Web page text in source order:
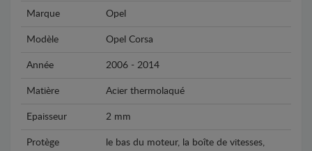
Marque Opel
Modèle Opel Corsa
Année 2006 - 2014
Matière Acier thermolaqué
Epaisseur 2 mm
Protège
le bas du moteur, la boîte de vitesses,